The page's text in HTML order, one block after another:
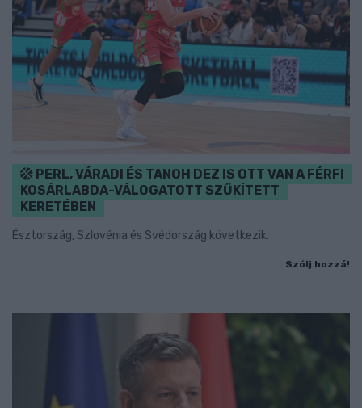
PERL, VÁRADI ÉS TANOH DEZ IS OTT VAN A FÉRFI
KOSÁRLABDA-VÁLOGATOTT SZŰKÍTETT
KERETÉBEN
Észtország, Szlovénia és Svédország következik.
Szólj hozzá!